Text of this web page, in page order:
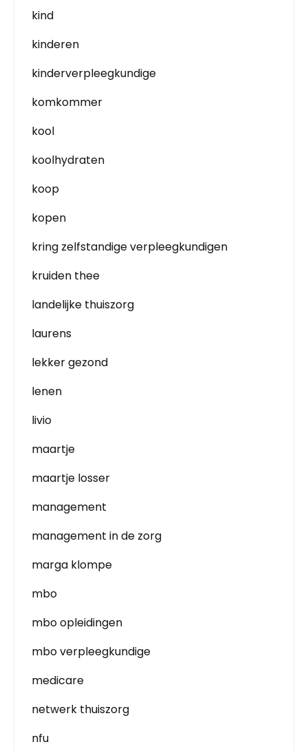
kind
kinderen
kinderverpleegkundige
komkommer
kool
koolhydraten
koop
kopen
kring zelfstandige verpleegkundigen
kruiden thee
landelijke thuiszorg
laurens
lekker gezond
lenen
livio
maartje
maartje losser
management
management in de zorg
marga klompe
mbo
mbo opleidingen
mbo verpleegkundige
medicare
netwerk thuiszorg
nfu